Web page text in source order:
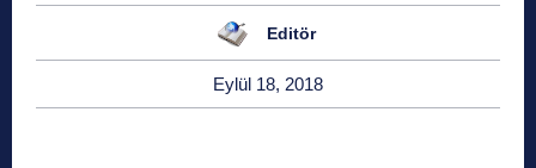
Editör
Eylül 18, 2018